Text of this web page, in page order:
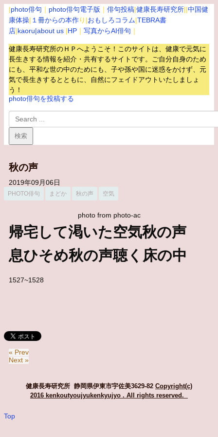
|photo俳句 ｜ photo俳句電子版 ｜ 俳句投稿|健康長寿研究所||中国健
康体操| １冊からの本作り|おもしろコラム|TEBRA書
店|kaoru|about us |HP ｜ 写真からAI俳句 ｜
健康長寿研究所のＨＰへようこそ！このサイトは、健康で元気に
長生きする情報を紹介・共有するサイトです。 ご自分自身のため
にも、平和な世の中のためにも、子や孫や国に迷惑をかけず、元
気で長生きするとともに、自然にフェイドアウトいたしましょ
う！
photo俳句を投稿する
秋の声
2019年09月06日
PHOTO俳句 まどか 秋の声 空気
photo from photo-ac
帰宅して渇いた空気秋の声
息ひそめ秋の声聴く床の中
1527~1528
« Prev
Next »
健康長寿研究所 静岡県伊東市宇佐美3629-82 Copyright(c)
2016 kenkoutyoujyukenkyujyo . All rights reserved.
Top